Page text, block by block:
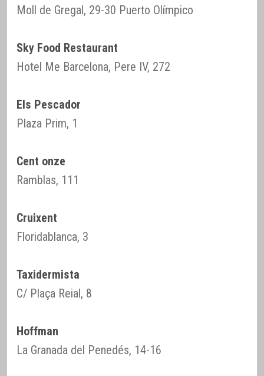
Moll de Gregal, 29-30 Puerto Olímpico
Sky Food Restaurant
Hotel Me Barcelona, Pere IV, 272
Els Pescador
Plaza Prim, 1
Cent onze
Ramblas, 111
Cruixent
Floridablanca, 3
Taxidermista
C/ Plaça Reial, 8
Hoffman
La Granada del Penedés, 14-16